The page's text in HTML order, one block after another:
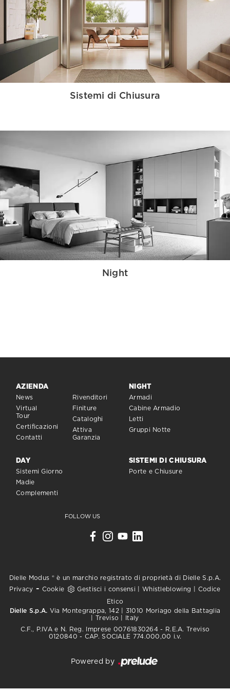
Sistemi di Chiusura
Night
AZIENDA
News
Virtual
Tour
Certificazioni
Contatti
Rivenditori
Finiture
Cataloghi
Attiva
Garanzia
NIGHT
Armadi
Cabine Armadio
Letti
Gruppi Notte
DAY
Sistemi Giorno
Madie
Complementi
SISTEMI DI CHIUSURA
Porte e Chiusure
FOLLOW US
Dielle Modus ® è un marchio registrato di proprietà di Dielle S.p.A.
Privacy - Cookie Gestisci i consensi Whistleblowing
Codice
Etico
Dielle S.p.A. Via Montegrappa, 142 | 31010 Moriago della Battaglia
| Treviso | Italy
C.F., P.IVA e N. Reg. Imprese 00761830264 - R.E.A. Treviso
0120840 - CAP. SOCIALE 774.000,00 i.v.
Powered by